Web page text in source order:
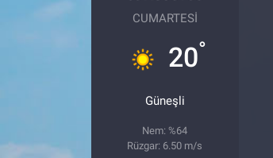
CUMARTESI
20°
Güneşli
Nem: %64
Rüzgar: 6.50 m/s